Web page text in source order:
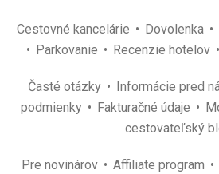
Cestovné kancelárie Dovolenka
Parkovanie
Recenzie hotelov
Časté otázky Informácie pred
podmienky
Fakturačné údaje
cestovateľský
Pre novinárov Affiliate program